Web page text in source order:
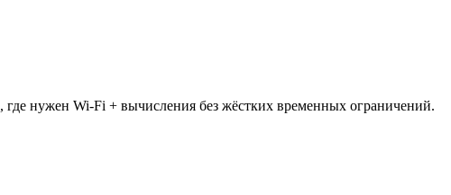
где нужен Wi-Fi + вычисления без жёстких временных ограничений.